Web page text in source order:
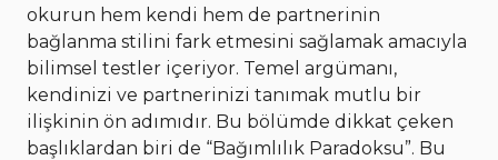
okurun hem kendi hem de partnerinin
bağlanma stilini fark etmesini sağlamak amacıyla
bilimsel testler içeriyor. Temel argümanı,
kendinizi ve partnerinizi tanımak mutlu bir
ilişkinin ön adımıdır. Bu bölümde dikkat çeken
başlıklardan biri de “Bağımlılık Paradoksu”. Bu